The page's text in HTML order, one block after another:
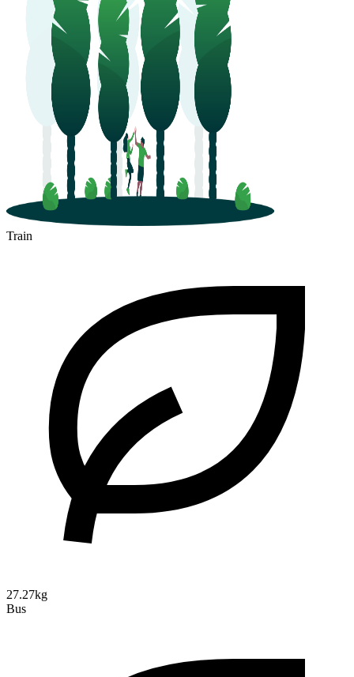
Les Sables-d'Olonne
Train
27.27kg
Bus